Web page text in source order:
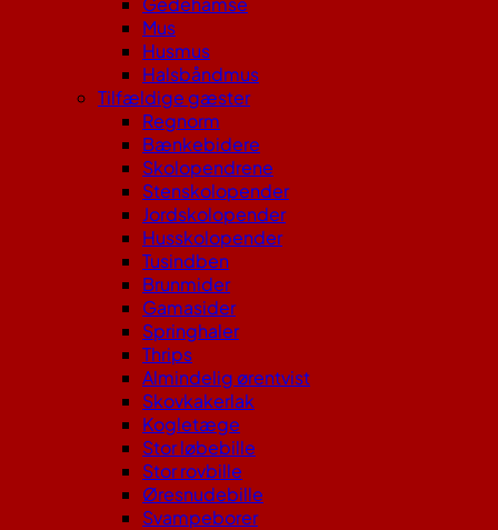
Mus
Husmus
Halsbåndmus
Tilfældige gæster
Regnorm
Bænkebidere
Skolopendrene
Stenskolopender
Jordskolopender
Husskolopender
Tusindben
Brunmider
Gamasider
Springhaler
Thrips
Almindelig ørentvist
Skovkakerlak
Kogletæge
Stor løbebille
Stor rovbille
Øresnudebille
Svampeborer